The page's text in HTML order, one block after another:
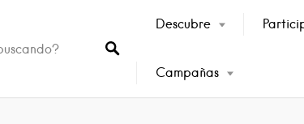
Descubre
Campañas